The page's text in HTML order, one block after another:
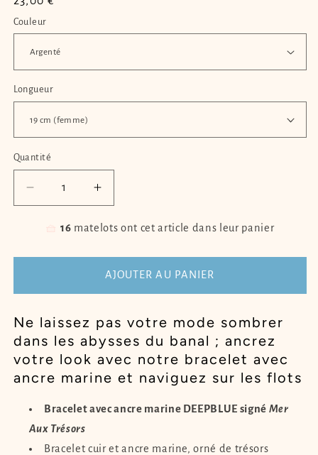
habituel
Couleur
Longueur
Quantité
Quantité
Réduire
la
quantité
Bracelet
ancre
DEEPBLUE
Augmenter
la
quantité
Bracelet
avec
ancre
DEEPBLUE
🧺 16 matelots ont cet article dans leur panier
AJOUTER AU PANIER
Ne laissez pas votre mode sombrer
dans les abysses du banal ; ancrez
votre look avec notre bracelet avec
ancre marine et naviguez sur les flots
Bracelet avec ancre marine DEEPBLUE signé Mer
Aux Trésors
Bracelet cuir et ancre marine, orné de trésors